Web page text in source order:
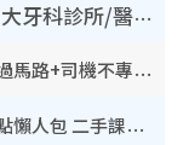
洗牙平靚正推介2026︱全港10大牙科診所/醫院懶人包 夜診至8點/鎮靜潔牙/醫療券適用
警方即日起全港大執法！捉行人亂過馬路+司機不專注駕駛！亂過馬路罰$2000
捐書2026︱全港13大捐書/賣書地點懶人包 二手課本最高$150＋舊書換免費咖啡/戲票